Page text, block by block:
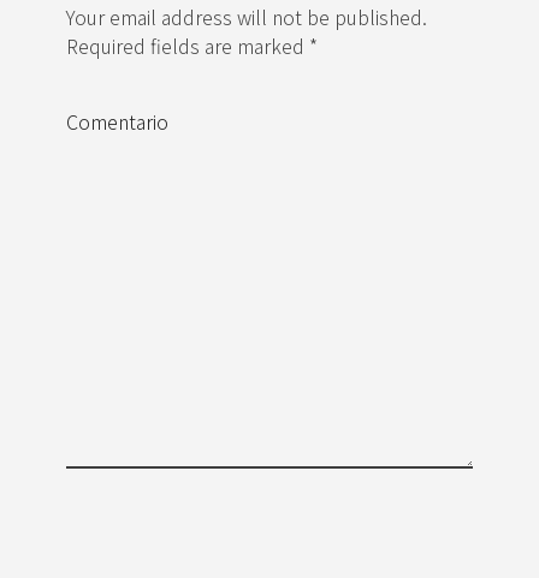
Your email address will not be published.
Required fields are marked *
Comentario